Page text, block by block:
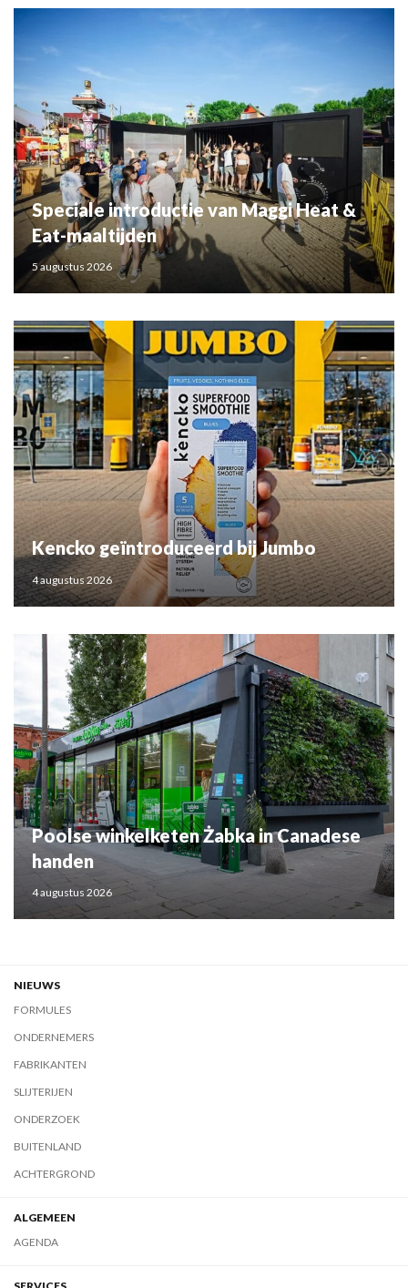
Speciale introductie van Maggi Heat &
Eat-maaltijden
5 augustus 2026
Kencko geïntroduceerd bij Jumbo
4 augustus 2026
Poolse winkelketen Żabka in Canadese
handen
4 augustus 2026
NIEUWS
FORMULES
ONDERNEMERS
FABRIKANTEN
SLIJTERIJEN
ONDERZOEK
BUITENLAND
ACHTERGROND
ALGEMEEN
AGENDA